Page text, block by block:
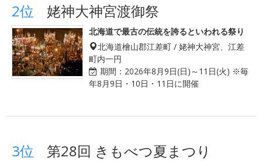
2位 姥神大神宮渡御祭
北海道で最古の伝統を誇るといわれる祭り
北海道檜山郡江差町 / 姥神大神宮、江差
町内一円
期間： 2026年8月9日(日)～11日(火) ※毎
年8月9日・10日・11日に開催
3位 第28回 きもべつ夏まつり